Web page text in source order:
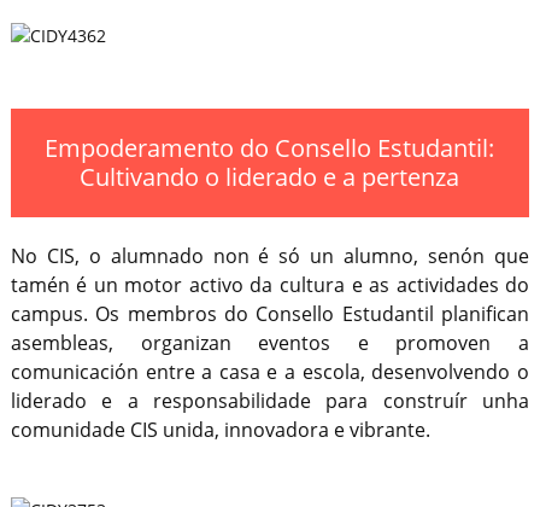
Empoderamento do Consello Estudantil:
Cultivando o liderado e a pertenza
No CIS, o alumnado non é só un alumno, senón que
tamén é un motor activo da cultura e as actividades do
campus. Os membros do Consello Estudantil planifican
asembleas, organizan eventos e promoven a
comunicación entre a casa e a escola, desenvolvendo o
liderado e a responsabilidade para construír unha
comunidade CIS unida, innovadora e vibrante.